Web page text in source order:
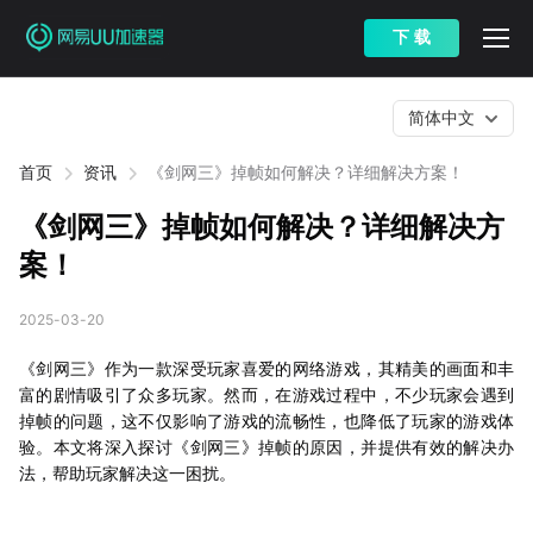
下 载
首页 资讯 《剑网三》掉帧如何解决？详细解决方案！
简体中文
《剑网三》掉帧如何解决？详细解决方
案！
2025-03-20
《剑网三》作为一款深受玩家喜爱的网络游戏，其精美的画面和丰
富的剧情吸引了众多玩家。然而，在游戏过程中，不少玩家会遇到
掉帧的问题，这不仅影响了游戏的流畅性，也降低了玩家的游戏体
验。本文将深入探讨《剑网三》掉帧的原因，并提供有效的解决办
法，帮助玩家解决这一困扰。